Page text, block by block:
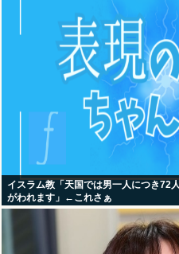
イスラム教「天国では男一人につき72
がわれます」←これさぁ